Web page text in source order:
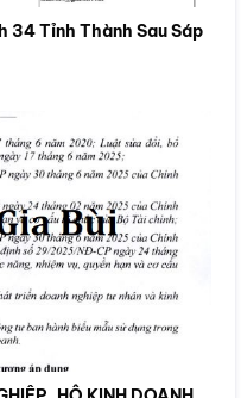
34 Tỉnh Thành Sau Sáp